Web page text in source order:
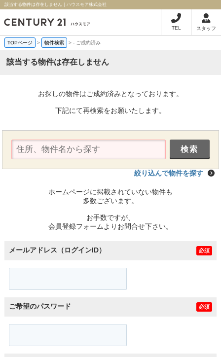
該当する物件は存在しません｜ハウスモア株式会社
TEL スタッフ
TOPページ > 物件検索 >- ご成約済み
該当する物件は存在しません
お探しの物件はご成約済みとなっております。
下記にて再検索をお願いたします。
絞り込んで物件を探す
ホームページに掲載されていない物件も
多数ございます。
お手数ですが、
会員登録フォームよりお問合せ下さい。
メールアドレス（ログインID） 必須
ご希望のパスワード 必須